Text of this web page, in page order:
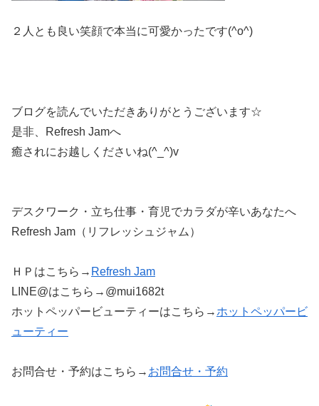
２人とも良い笑顔で本当に可愛かったです(^o^)
ブログを読んでいただきありがとうございます☆
是非、Refresh Jamへ
癒されにお越しくださいね(^_^)v
デスクワーク・立ち仕事・育児でカラダが辛いあなたへ
Refresh Jam（リフレッシュジャム）
ＨＰはこちら→ Refresh Jam
LINE@はこちら→@mui1682t
ホットペッパービューティーはこちら→ ホットペッパービ
ューティー
お問合せ・予約はこちら→ お問合せ・予約